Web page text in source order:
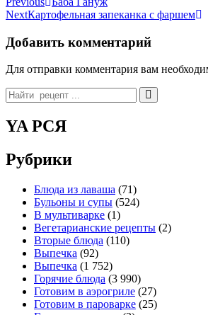
Навигация
по
записям
NextКартофельная запеканка с фаршем
Добавить комментарий
Для отправки комментария вам
Search
for:
YA РСЯ
Рубрики
Блюда из лаваша (71)
Бульоны и супы (524)
В мультиварке (1)
Вегетарианские рецепты (2)
Вторые блюда (110)
Выпечка (92)
Выпечка (1 752)
Горячие блюда (3 990)
Готовим в аэрогриле (27)
Готовим в пароварке (25)